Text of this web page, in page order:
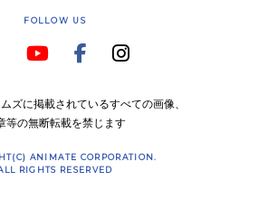
FOLLOW US
ズに掲載されているすべての画像、
等の無断転載を禁じます
ANIMATE CORPORATION.
RIGHTS RESERVED